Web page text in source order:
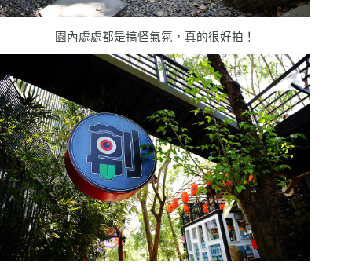
園內處處都是搞怪氣氛，真的很好拍！